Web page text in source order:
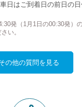
日はご到着日の前日の
発（1月1日の00:30発）
い。
の他の質問を見る